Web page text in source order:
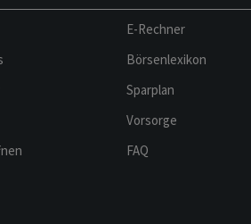
E-Rechner
Börsenlexikon
Sparplan
Vorsorge
FAQ